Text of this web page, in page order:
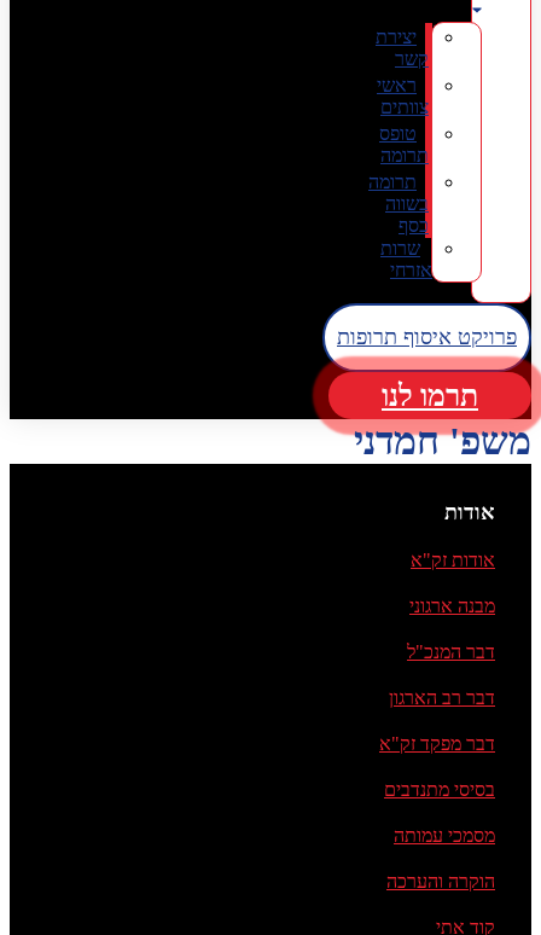
יצירת
קשר
ראשי
צוותים
טופס
תרומה
תרומה
בשווה
כסף
שרות
אזרחי
פרויקט איסוף תרופות
תרמו לנו
משפ' חמדני
אודות
אודות זק"א
מבנה ארגוני
דבר המנכ"ל
דבר רב הארגון
דבר מפקד זק"א
בסיסי מתנדבים
מסמכי עמותה
הוקרה והערכה
קוד אתי